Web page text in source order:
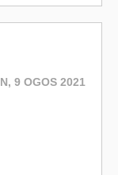
9 OGOS 2021